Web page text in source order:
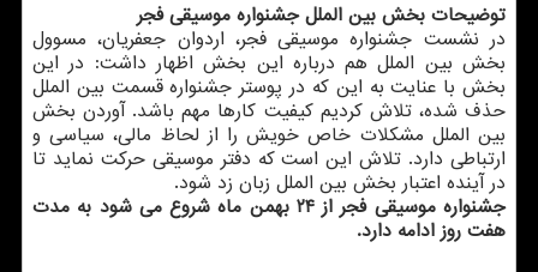
توضیحات بخش بین الملل جشنواره موسیقی فجر
در نشست جشنواره موسیقی فجر، اردوان جعفریان، مسوول
بخش بین الملل هم درباره این بخش اظهار داشت: در این
بخش با عنایت به این كه در پوستر جشنواره قسمت بین الملل
حذف شده، تلاش كردیم كیفیت كارها مهم باشد. آوردن بخش
بین الملل مشكلات خاص خویش را از لحاظ مالی، سیاسی و
ارتباطی دارد. تلاش این است كه دفتر موسیقی حركت نماید تا
در آینده اعتبار بخش بین الملل زبان زد شود.
جشنواره موسیقی فجر از ۲۴ بهمن ماه شروع می شود به مدت
هفت روز ادامه دارد.